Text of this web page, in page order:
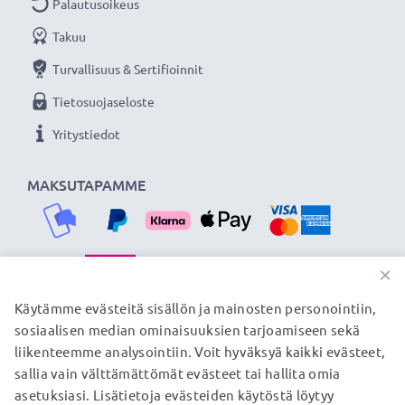
✔ Mukautuva latausvirta - lataa akun tarpeiden
mukaan
Laturin tekniset tiedot
Tulojännite: 100V - 240V
Lähtöjännite: 4.2 V - 8.4 V
Latauksen kesto: ~ 2 tuntia/1000mAh
Pakkaus sisältää
2x CELLONIC kameran akku korvaamaan alkuperäisen
1x laturi kamera-akulle AC-VQV10 BC-TRV tai
vastaavalle akulle
1x latausasema kameran akulle
1x laturin verkkovirtajohto
MAKSUTAPAMME
Palautusoikeus
Takuu
Turvallisuus & Sertifioinnit
Tietosuojaseloste
Yritystiedot
TOIMITUSKUMPPANIMME
© subtel.fi 2026
Kaikki hinnat sisältävät arvonlisäveron, mutta ei
×
Käytämme evästeitä sisällön ja mainosten personointiin,
sosiaalisen median ominaisuuksien tarjoamiseen sekä
liikenteemme analysointiin. Voit hyväksyä kaikki evästeet,
sallia vain välttämättömät evästeet tai hallita omia
asetuksiasi. Lisätietoja evästeiden käytöstä löytyy